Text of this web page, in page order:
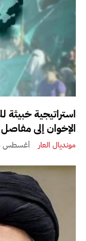
استراتيجية
الإخوان إلى مفاصل
مونديال العار أغسطس 6, 2026